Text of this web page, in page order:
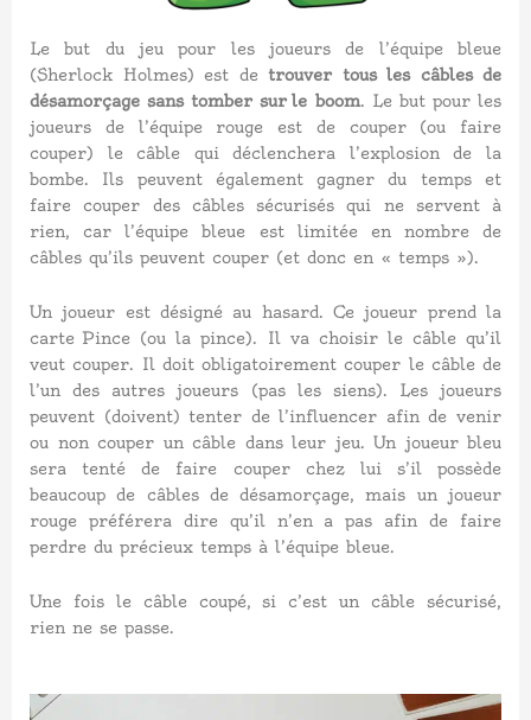
Le but du jeu pour les joueurs de l’équipe bleue
(Sherlock Holmes) est de trouver tous les câbles de
désamorçage sans tomber sur le boom. Le but pour les
joueurs de l’équipe rouge est de couper (ou faire
couper) le câble qui déclenchera l’explosion de la
bombe. Ils peuvent également gagner du temps et
faire couper des câbles sécurisés qui ne servent à
rien, car l’équipe bleue est limitée en nombre de
câbles qu’ils peuvent couper (et donc en « temps »).
Un joueur est désigné au hasard. Ce joueur prend la
carte Pince (ou la pince). Il va choisir le câble qu’il
veut couper. Il doit obligatoirement couper le câble de
l’un des autres joueurs (pas les siens). Les joueurs
peuvent (doivent) tenter de l’influencer afin de venir
ou non couper un câble dans leur jeu. Un joueur bleu
sera tenté de faire couper chez lui s’il possède
beaucoup de câbles de désamorçage, mais un joueur
rouge préférera dire qu’il n’en a pas afin de faire
perdre du précieux temps à l’équipe bleue.
Une fois le câble coupé, si c’est un câble sécurisé,
rien ne se passe.